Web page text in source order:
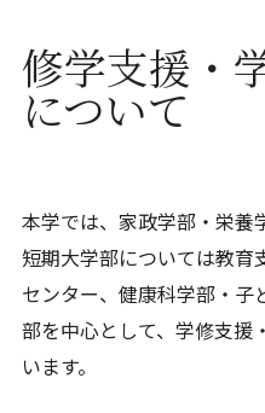
修学支援・
について
本学では、家政学部・栄養
短期大学部については教
センター、健康科学部・
部を中心として、学修支援
います。